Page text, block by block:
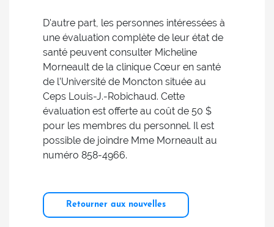
D'autre part, les personnes intéressées à
une évaluation complète de leur état de
santé peuvent consulter Micheline
Morneault de la clinique Cœur en santé
de l’Université de Moncton située au
Ceps Louis-J.-Robichaud. Cette
évaluation est offerte au coût de 50 $
pour les membres du personnel. Il est
possible de joindre Mme Morneault au
numéro 858-4966.
Retourner aux nouvelles